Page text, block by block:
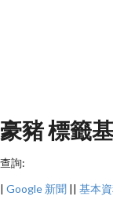
豪豬 標籤
查詢:
| Google 新聞 || 基本